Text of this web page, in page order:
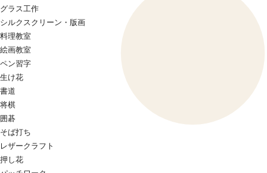
グラス工作
シルクスクリーン・版画
料理教室
絵画教室
ペン習字
生け花
書道
将棋
囲碁
そば打ち
レザークラフト
押し花